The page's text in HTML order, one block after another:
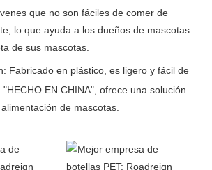
que no son fáciles de comer de
lo que ayuda a los dueños de mascotas
de sus mascotas.
Fabricado en plástico, es ligero y fácil de
EN CHINA", ofrece una solución
de mascotas.